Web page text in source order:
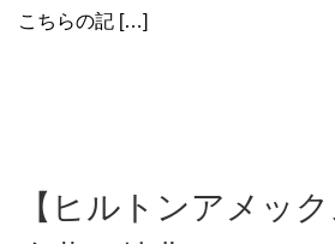
こちらの記 […]
【ヒルトンアメッ